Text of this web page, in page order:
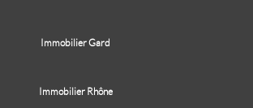
Immobilier Gard
Immobilier Rhône